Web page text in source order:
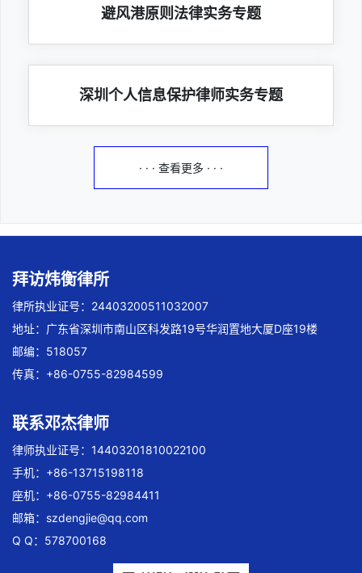
避风港原则法律实务专题
深圳个人信息保护律师实务专题
· · · 查看更多 · · ·
拜访炜衡律所
律所执业证号：24403200511032007
地址：广东省深圳市南山区科发路19号华润置地大厦D座19楼
邮编：518057
传真：+86-0755-82984599
联系邓杰律师
律师执业证号：14403201810022100
手机：+86-13715198118
座机：+86-0755-82984411
邮箱： szdengjie@qq.com
Q Q：578700168